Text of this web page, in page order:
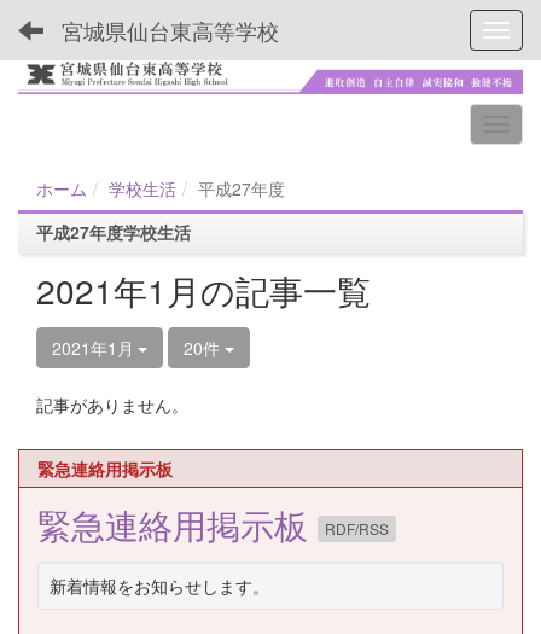
宮城県仙台東高等学校
ホーム 学校生活
平成27年度
平成27年度学校生活
2021年1月の記事一覧
2021年1月 20件
記事がありません。
緊急連絡用掲示板
緊急連絡用掲示板 RDF/RSS
新着情報をお知らせします。